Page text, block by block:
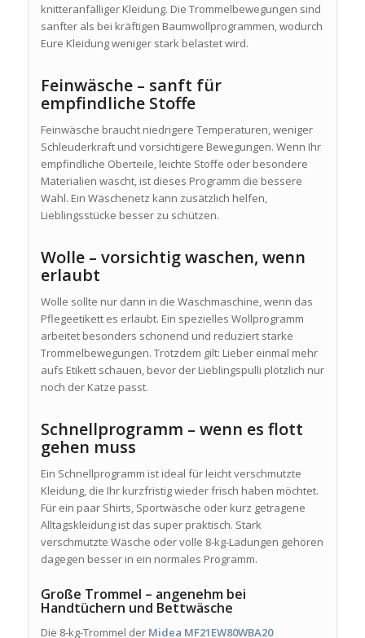
knitteranfälliger Kleidung. Die Trommelbewegungen sind
sanfter als bei kräftigen Baumwollprogrammen, wodurch
Eure Kleidung weniger stark belastet wird.
Feinwäsche – sanft für
empfindliche Stoffe
Feinwäsche braucht niedrigere Temperaturen, weniger
Schleuderkraft und vorsichtigere Bewegungen. Wenn Ihr
empfindliche Oberteile, leichte Stoffe oder besondere
Materialien wascht, ist dieses Programm die bessere
Wahl. Ein Wäschenetz kann zusätzlich helfen,
Lieblingsstücke besser zu schützen.
Wolle – vorsichtig waschen, wenn
erlaubt
Wolle sollte nur dann in die Waschmaschine, wenn das
Pflegeetikett es erlaubt. Ein spezielles Wollprogramm
arbeitet besonders schonend und reduziert starke
Trommelbewegungen. Trotzdem gilt: Lieber einmal mehr
aufs Etikett schauen, bevor der Lieblingspulli plötzlich nur
noch der Katze passt.
Schnellprogramm – wenn es flott
gehen muss
Ein Schnellprogramm ist ideal für leicht verschmutzte
Kleidung, die Ihr kurzfristig wieder frisch haben möchtet.
Für ein paar Shirts, Sportwäsche oder kurz getragene
Alltagskleidung ist das super praktisch. Stark
verschmutzte Wäsche oder volle 8-kg-Ladungen gehören
dagegen besser in ein normales Programm.
Große Trommel – angenehm bei
Handtüchern und Bettwäsche
Die 8-kg-Trommel der Midea MF21EW80WBA20